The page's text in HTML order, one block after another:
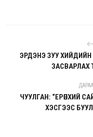
ЭРДЭНЭ ЗУУ ХИЙДИЙН
ЗАСВАРЛАХ
ЧУУЛГАН: “ЕРӨНХИЙ
ХЭСГЭЭС